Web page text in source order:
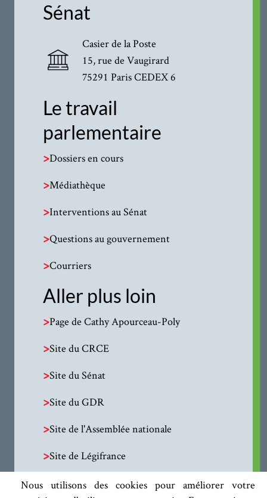
Nous utilisons des cookies pour améliorer votre
Sénat
Casier de la Poste
15, rue de Vaugirard
75291 Paris CEDEX 6
Le travail
parlementaire
>Dossiers en cours
>Médiathèque
>Interventions au Sénat
>Questions au gouvernement
>Courriers
Aller plus loin
>Page de Cathy Apourceau-Poly
>Site du CRCE
>Site du Sénat
>Site du GDR
>Site de l'Assemblée nationale
>Site de Légifrance